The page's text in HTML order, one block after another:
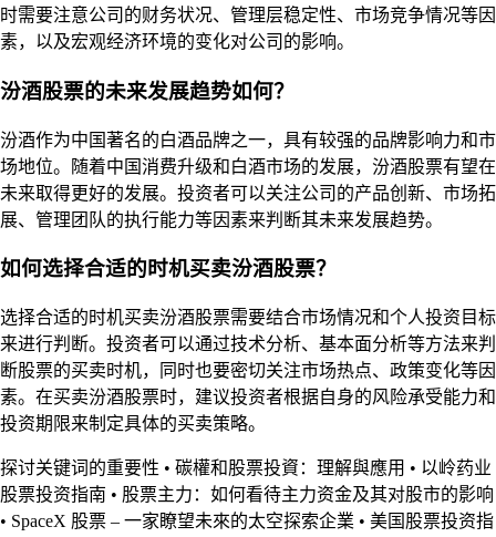
时需要注意公司的财务状况、管理层稳定性、市场竞争情况等因
素，以及宏观经济环境的变化对公司的影响。
汾酒股票的未来发展趋势如何？
汾酒作为中国著名的白酒品牌之一，具有较强的品牌影响力和市
场地位。随着中国消费升级和白酒市场的发展，汾酒股票有望在
未来取得更好的发展。投资者可以关注公司的产品创新、市场拓
展、管理团队的执行能力等因素来判断其未来发展趋势。
如何选择合适的时机买卖汾酒股票？
选择合适的时机买卖汾酒股票需要结合市场情况和个人投资目标
来进行判断。投资者可以通过技术分析、基本面分析等方法来判
断股票的买卖时机，同时也要密切关注市场热点、政策变化等因
素。在买卖汾酒股票时，建议投资者根据自身的风险承受能力和
投资期限来制定具体的买卖策略。
探讨关键词的重要性 • 碳權和股票投資：理解與應用 • 以岭药业
股票投资指南 • 股票主力：如何看待主力资金及其对股市的影响
• SpaceX 股票 – 一家瞭望未來的太空探索企業 • 美国股票投资指